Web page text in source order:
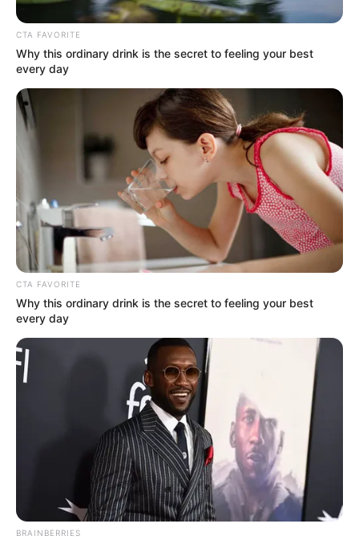
minuto
Atlántico hizo su aporte
dorado para Colombia en
Panamericano de
Atletismo en Medellín
ATLETISMO
Dos jóvenes talentos del
Atlántico representarán a
Colombia en importante
torneo internacional de
RUNNING
Joven atleta correrá toda
Colombia desde La Guajira
al Amazonas con tramos
de 50 kilómetros diarios
DEPORTES
¡Voló por la plata! La
atlanticense Marleth
CTA FAVORITE
Why this ordinary drink is the secret to feeling your best
every day
CTA FAVORITE
Why this ordinary drink is the secret to feeling your best
every day
BRAINBERRIES